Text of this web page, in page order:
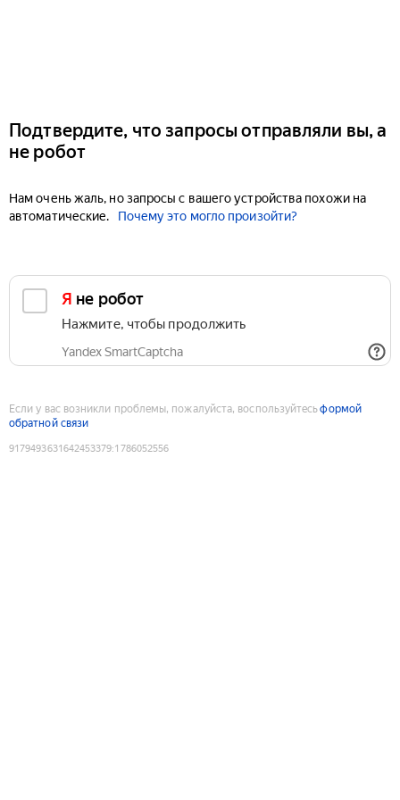
Подтвердите, что запросы отправляли вы, а
не робот
Нам очень жаль, но запросы с вашего устройства похожи на
автоматические.
Почему это могло произойти?
Я не робот
Нажмите, чтобы продолжить
Yandex SmartCaptcha
Если у вас возникли проблемы, пожалуйста, воспользуйтесьформой
обратной связи
9179493631642453379:1786052556